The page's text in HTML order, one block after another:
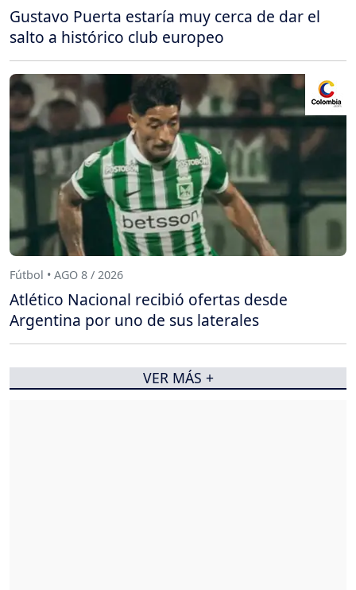
Gustavo Puerta estaría muy cerca de dar el
salto a histórico club europeo
Fútbol • AGO 8 / 2026
Atlético Nacional recibió ofertas desde
Argentina por uno de sus laterales
VER MÁS +